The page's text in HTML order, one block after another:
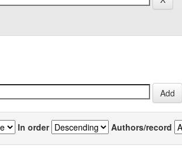
In order Authors/record